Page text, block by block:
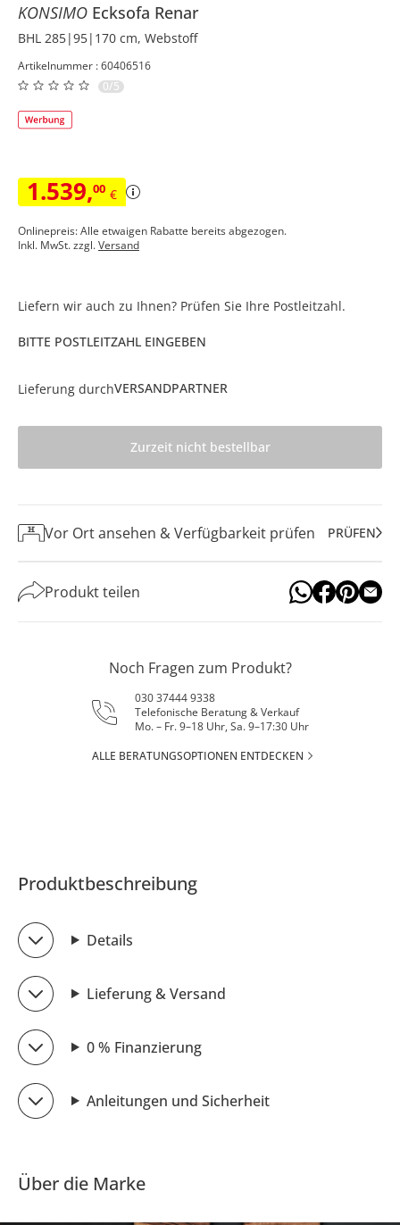
KONSIMO Ecksofa Renar
BHL 285|95|170 cm, Webstoff
Artikelnummer : 60406516
0/5
1.539,00 €
Onlinepreis: Alle etwaigen Rabatte bereits abgezogen.
Inkl. MwSt. zzgl.Versand
Liefern wir auch zu Ihnen? Prüfen Sie Ihre Postleitzahl.
BITTE POSTLEITZAHL EINGEBEN
Lieferung durchVERSANDPARTNER
Zurzeit nicht bestellbar
Vor Ort ansehen & Verfügbarkeit prüfen PRÜFEN
Produkt teilen
Noch Fragen zum Produkt?
030 37444 9338
Telefonische Beratung & Verkauf
Mo. – Fr. 9–18 Uhr, Sa. 9–17:30 Uhr
ALLE BERATUNGSOPTIONEN ENTDECKEN
Produktbeschreibung
Details
Lieferung & Versand
0 % Finanzierung
Anleitungen und Sicherheit
Über die Marke